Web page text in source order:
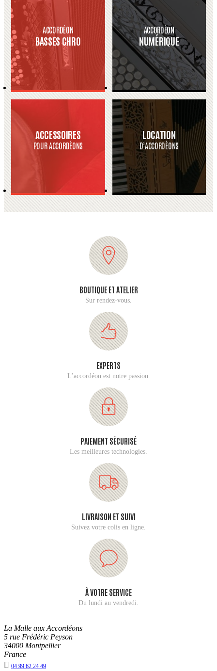
ACCORDÉON
BASSES CHRO
ACCORDÉON
NUMÉRIQUE
ACCESSOIRES
POUR ACCORDÉONS
LOCATION
D’ACCORDÉONS
BOUTIQUE ET ATELIER
Sur rendez-vous.
EXPERTS
L’accordéon est notre passion.
PAIEMENT SÉCURISÉ
Les meilleures technologies.
LIVRAISON ET SUIVI
Suivez votre colis en ligne.
À VOTRE SERVICE
Du lundi au vendredi.
La Malle aux Accordéons
5 rue Frédéric Peyson
34000 Montpellier
France
 04 99 62 24 49